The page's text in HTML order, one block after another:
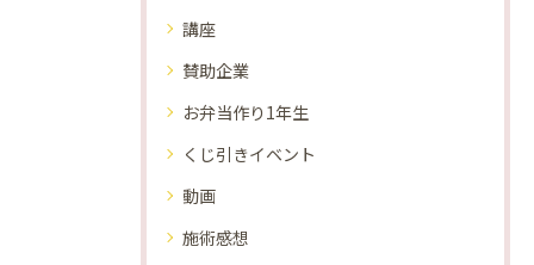
講座
賛助企業
お弁当作り1年生
くじ引きイベント
動画
施術感想